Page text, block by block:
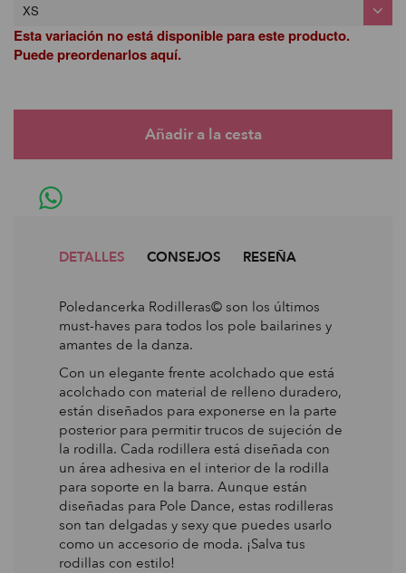
XS
Esta variación no está disponible para este producto.
Puede preordenarlos aquí.
DETALLES CONSEJOS RESEÑA
Poledancerka Rodilleras© son los últimos
must-haves para todos los pole bailarines y
amantes de la danza.
Con un elegante frente acolchado que está
acolchado con material de relleno duradero,
están diseñados para exponerse en la parte
posterior para permitir trucos de sujeción de
la rodilla. Cada rodillera está diseñada con
un área adhesiva en el interior de la rodilla
para soporte en la barra. Aunque están
diseñadas para Pole Dance, estas rodilleras
son tan delgadas y sexy que puedes usarlo
como un accesorio de moda. ¡Salva tus
rodillas con estilo!